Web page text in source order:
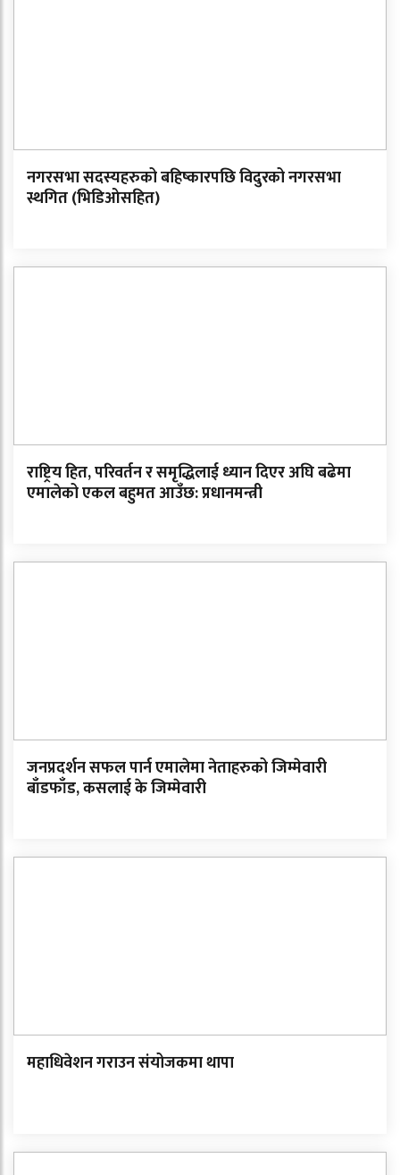
नगरसभा सदस्यहरुको बहिष्कारपछि विदुरको नगरसभा
स्थगित (भिडिओसहित)
राष्ट्रिय हित, परिवर्तन र समृद्धिलाई ध्यान दिएर अघि बढेमा
एमालेको एकल बहुमत आउँछ: प्रधानमन्त्री
जनप्रदर्शन सफल पार्न एमालेमा नेताहरुको जिम्मेवारी
बाँडफाँड, कसलाई के जिम्मेवारी
महाधिवेशन गराउन संयोजकमा थापा